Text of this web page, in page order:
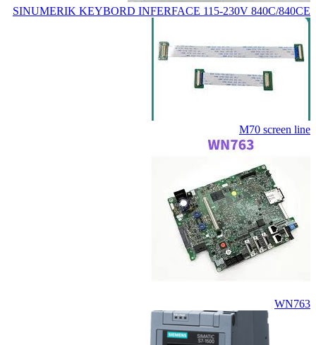
SINUMERIK KEYBORD INFERFACE 115-230V 840C/840CE
M70 screen line
WN763